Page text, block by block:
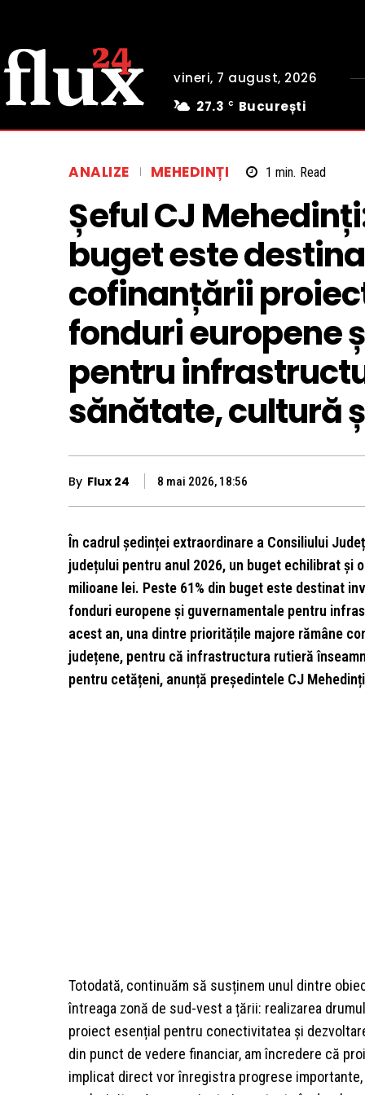
vineri, 7 august, 2026
27.3 C București
ANALIZE MEHEDINȚI 1 min. Read
Șeful CJ
buget este
cofinanțării
fonduri europene
pentru
sănătate, cultură
By Flux 24 8 mai 2026, 18:56
În cadrul ședinței extraordinare a Consiliului
județului pentru anul 2026, un buget echilibrat
milioane lei. Peste 61% din buget este destinat
fonduri europene și guvernamentale pentru
acest an, una dintre prioritățile majore rămâne
județene, pentru că infrastructura rutieră
pentru cetățeni, anunță președintele CJ
Totodată, continuăm să susținem unul dintre
întreaga zonă de sud-vest a țării: realizarea
proiect esențial pentru conectivitatea și
din punct de vedere financiar, am încredere că
implicat direct vor înregistra progrese